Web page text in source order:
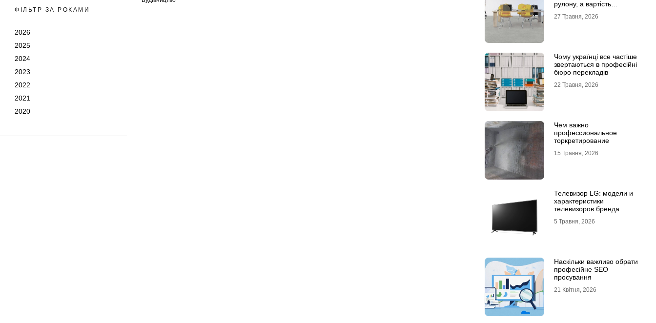
ФІЛЬТР ЗА РОКАМИ
2026
2025
2024
2023
2022
2021
2020
рулону, а вартість
27 Травня, 2026
Чому українці все частіше
звертаються в професійні
бюро перекладів
22 Травня, 2026
Чем важно
профессиональное
торкретирование
15 Травня, 2026
Телевизор LG: модели и
характеристики
телевизоров бренда
5 Травня, 2026
Наскільки важливо обрати
професійне SEO
просування
21 Квітня, 2026